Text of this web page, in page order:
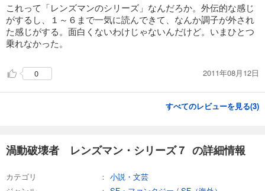
これって「レンズマンのシリーズ」なんだろか。外伝的な感じ
がするし、１～６まで一気に読んできて、なんか調子が外され
た感じがする。面白くないわけじゃないんだけど。いまひとつ
乗れなかった。
0 2011年08月12日
すべてのレビューを見る(3)
渦動破壊者 レンズマン・シリーズ７ の詳細情報
カテゴリ
小説・文芸